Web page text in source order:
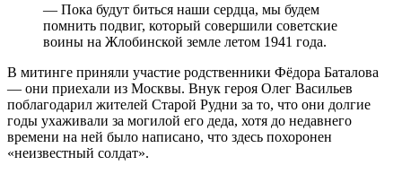
— Пока будут биться наши сердца, мы будем
помнить подвиг, который совершили советские
воины на Жлобинской земле летом 1941 года.
В митинге приняли участие родственники Фёдора Баталова
— они приехали из Москвы. Внук героя Олег Васильев
поблагодарил жителей Старой Рудни за то, что они долгие
годы ухаживали за могилой его деда, хотя до недавнего
времени на ней было написано, что здесь похоронен
«неизвестный солдат».